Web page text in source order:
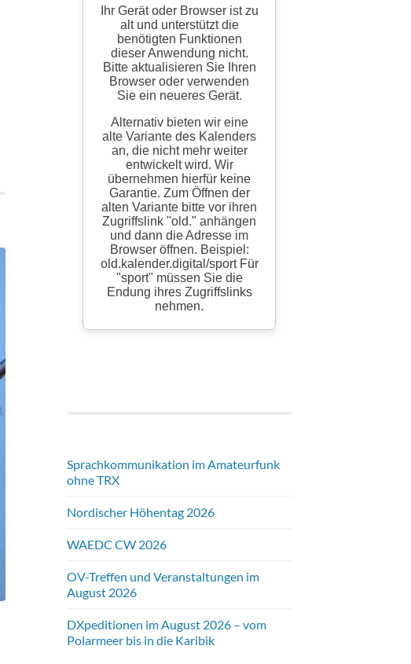
Sprachkommunikation im Amateurfunk
ohne TRX
Nordischer Höhentag 2026
WAEDC CW 2026
OV-Treffen und Veranstaltungen im
August 2026
DXpeditionen im August 2026 – vom
Polarmeer bis in die Karibik